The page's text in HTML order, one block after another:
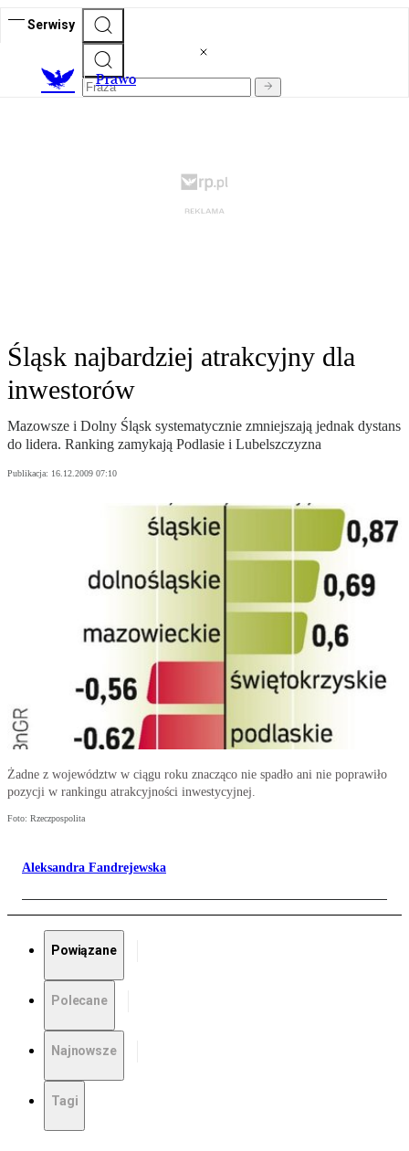
Serwisy
Prawo
Śląsk najbardziej atrakcyjny dla
inwestorów
Mazowsze i Dolny Śląsk systematycznie zmniejszają jednak dystans
do lidera. Ranking zamykają Podlasie i Lubelszczyzna
Publikacja: 16.12.2009 07:10
Żadne z województw w ciągu roku znacząco nie spadło ani nie poprawiło
pozycji w rankingu atrakcyjności inwestycyjnej.
Foto: Rzeczpospolita
Aleksandra Fandrejewska
Powiązane
Polecane
Najnowsze
Tagi